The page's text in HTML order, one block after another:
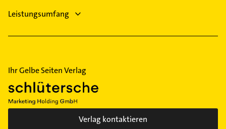
Leistungsumfang
Ihr Gelbe Seiten Verlag
Verlag kontaktieren